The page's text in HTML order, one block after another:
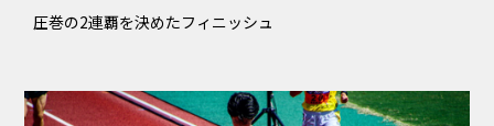
圧巻の2連覇を決めたフィニッシュ